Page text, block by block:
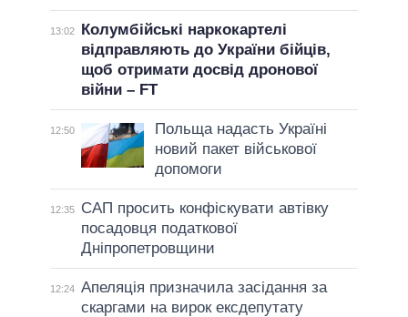
13:02
Колумбійські наркокартелі
відправляють до України бійців,
щоб отримати досвід дронової
війни – FT
12:50
Польща надасть Україні
новий пакет військової
допомоги
12:35
САП просить конфіскувати автівку
посадовця податкової
Дніпропетровщини
12:24 Апеляція призначила засідання за
скаргами на вирок ексдепутату